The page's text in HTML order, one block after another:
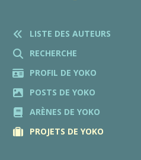
LISTE DES AUTEURS
RECHERCHE
PROFIL DE YOKO
POSTS DE YOKO
ARÈNES DE YOKO
PROJETS DE YOKO